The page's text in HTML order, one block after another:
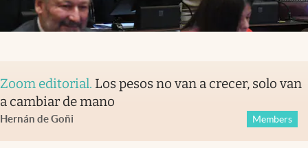
Zoom editorial. Los pesos no van a crecer, solo van
a cambiar de mano
Hernán de Goñi Members